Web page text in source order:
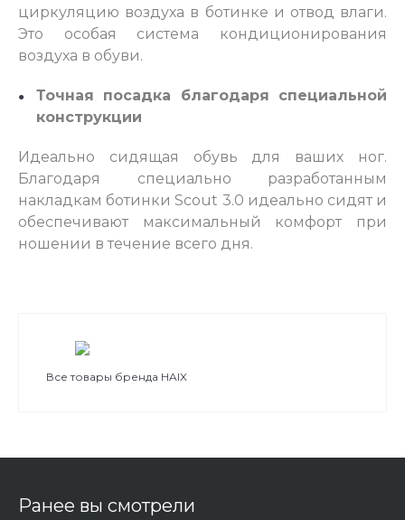
циркуляцию воздуха в ботинке и отвод влаги.
Это особая система кондиционирования
воздуха в обуви.
Точная посадка благодаря специальной
конструкции
Идеально сидящая обувь для ваших ног.
Благодаря специально разработанным
накладкам ботинки Scout 3.0 идеально сидят и
обеспечивают максимальный комфорт при
ношении в течение всего дня.
Все товары бренда HAIX
Ранее вы смотрели